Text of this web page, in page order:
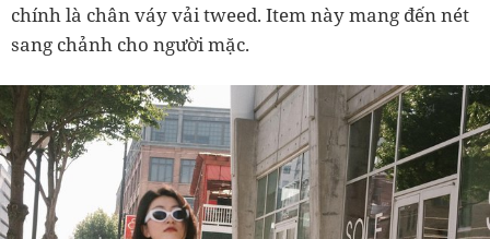
chính là chân váy vải tweed. Item này mang đến nét
sang chảnh cho người mặc.